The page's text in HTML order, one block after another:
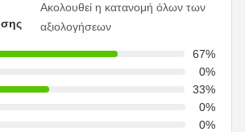
Ακολουθεί η κατανομή όλων των
αξιολογήσεων
67%
0%
33%
0%
0%